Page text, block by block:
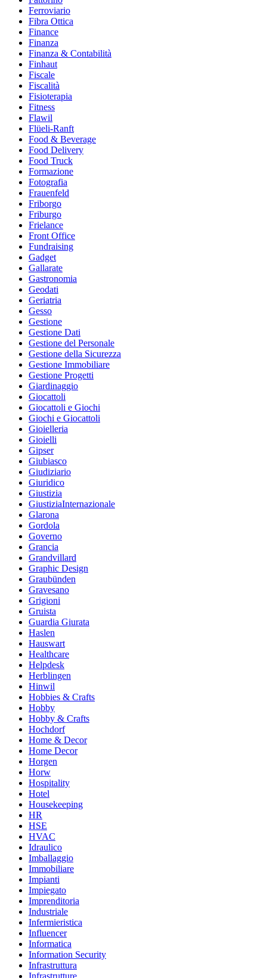
Ferroviario
Fibra Ottica
Finance
Finanza
Finanza & Contabilità
Finhaut
Fiscale
Fiscalità
Fisioterapia
Fitness
Flawil
Flüeli-Ranft
Food & Beverage
Food Delivery
Food Truck
Formazione
Fotografia
Frauenfeld
Friborgo
Friburgo
Frielance
Front Office
Fundraising
Gadget
Gallarate
Gastronomia
Geodati
Geriatria
Gesso
Gestione
Gestione Dati
Gestione del Personale
Gestione della Sicurezza
Gestione Immobiliare
Gestione Progetti
Giardinaggio
Giocattoli
Giocattoli e Giochi
Giochi e Giocattoli
Gioielleria
Gioielli
Gipser
Giubiasco
Giudiziario
Giuridico
Giustizia
GiustiziaInternazionale
Glarona
Gordola
Governo
Grancia
Grandvillard
Graphic Design
Graubünden
Gravesano
Grigioni
Gruista
Guardia Giurata
Haslen
Hauswart
Healthcare
Helpdesk
Herblingen
Hinwil
Hobbies & Crafts
Hobby
Hobby & Crafts
Hochdorf
Home & Decor
Home Decor
Horgen
Horw
Hospitality
Hotel
Housekeeping
HR
HSE
HVAC
Idraulico
Imballaggio
Immobiliare
Impianti
Impiegato
Imprenditoria
Industriale
Infermieristica
Influencer
Informatica
Information Security
Infrastruttura